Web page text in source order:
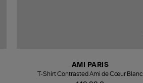
AMI PARIS
T-Shirt Contrasted Ami de Cœur Blanc